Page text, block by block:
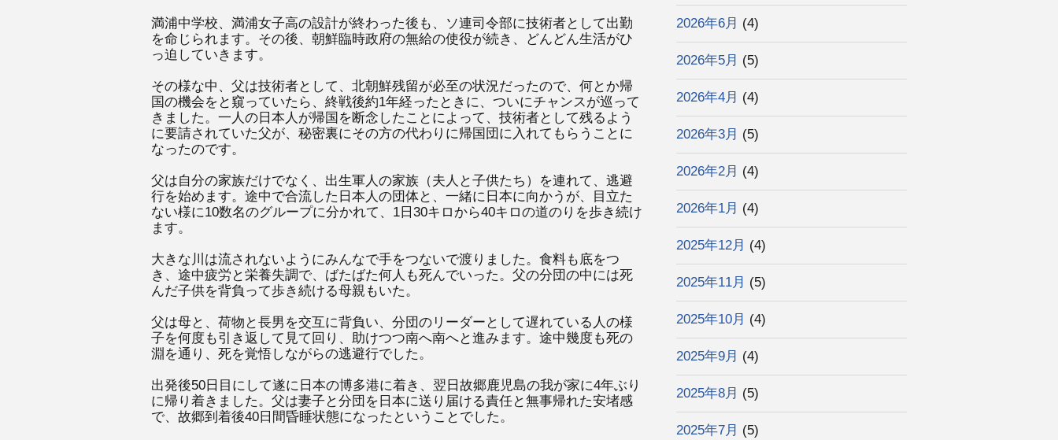
満浦中学校、満浦女子高の設計が終わった後も、ソ連司令部に技術者として出勤
を命じられます。その後、朝鮮臨時政府の無給の使役が続き、どんどん生活がひ
っ迫していきます。
その様な中、父は技術者として、北朝鮮残留が必至の状況だったので、何とか帰
国の機会をと窺っていたら、終戦後約1年経ったときに、ついにチャンスが巡って
きました。一人の日本人が帰国を断念したことによって、技術者として残るよう
に要請されていた父が、秘密裏にその方の代わりに帰国団に入れてもらうことに
なったのです。
父は自分の家族だけでなく、出生軍人の家族（夫人と子供たち）を連れて、逃避
行を始めます。途中で合流した日本人の団体と、一緒に日本に向かうが、目立た
ない様に10数名のグループに分かれて、1日30キロから40キロの道のりを歩き続け
ます。
大きな川は流されないようにみんなで手をつないで渡りました。食料も底をつ
き、途中疲労と栄養失調で、ばたばた何人も死んでいった。父の分団の中には死
んだ子供を背負って歩き続ける母親もいた。
父は母と、荷物と長男を交互に背負い、分団のリーダーとして遅れている人の様
子を何度も引き返して見て回り、助けつつ南へ南へと進みます。途中幾度も死の
淵を通り、死を覚悟しながらの逃避行でした。
出発後50日目にして遂に日本の博多港に着き、翌日故郷鹿児島の我が家に4年ぶり
に帰り着きました。父は妻子と分団を日本に送り届ける責任と無事帰れた安堵感
で、故郷到着後40日間昏睡状態になったということでした。
2026年6月 (4)
2026年5月 (5)
2026年4月 (4)
2026年3月 (5)
2026年2月 (4)
2026年1月 (4)
2025年12月 (4)
2025年11月 (5)
2025年10月 (4)
2025年9月 (4)
2025年8月 (5)
2025年7月 (5)